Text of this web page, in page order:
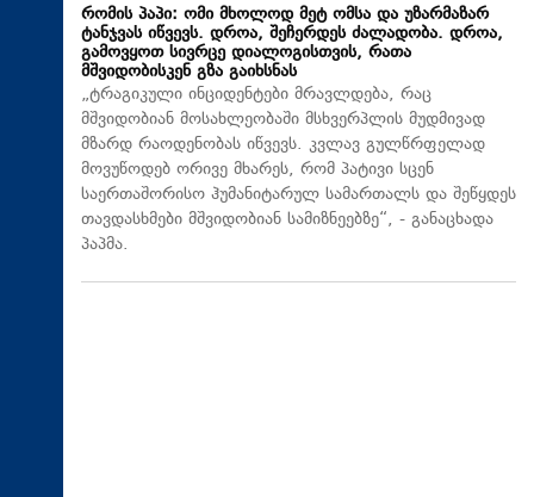
რომის პაპი: ომი მხოლოდ მეტ ომსა და უზარმაზარ
ტანჯვას იწვევს. დროა, შეჩერდეს ძალადობა. დროა,
გამოვყოთ სივრცე დიალოგისთვის, რათა
მშვიდობისკენ გზა გაიხსნას
„ტრაგიკული ინციდენტები მრავლდება, რაც
მშვიდობიან მოსახლეობაში მსხვერპლის მუდმივად
მზარდ რაოდენობას იწვევს. კვლავ გულწრფელად
მოვუწოდებ ორივე მხარეს, რომ პატივი სცენ
საერთაშორისო ჰუმანიტარულ სამართალს და შეწყდეს
თავდასხმები მშვიდობიან სამიზნეებზე“, - განაცხადა
პაპმა.